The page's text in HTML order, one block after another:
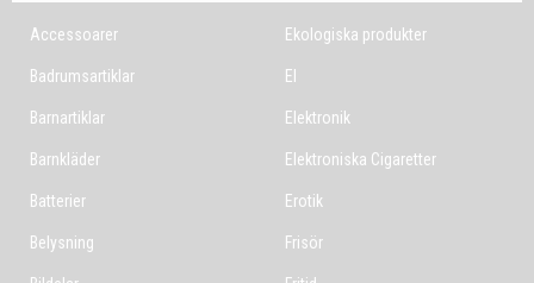
Accessoarer
Badrumsartiklar
Barnartiklar
Barnkläder
Batterier
Belysning
Ekologiska produkter
El
Elektronik
Elektroniska Cigaretter
Erotik
Frisör